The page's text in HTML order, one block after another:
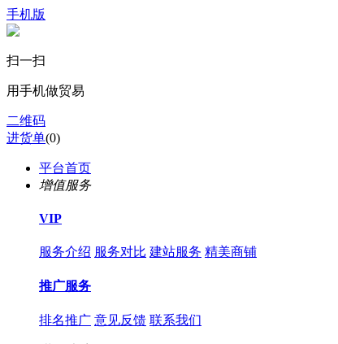
手机版
扫一扫
用手机做贸易
二维码
进货单(0)
平台首页
增值服务
VIP
服务介绍 服务对比 建站服务 精美商铺
推广服务
排名推广 意见反馈 联系我们